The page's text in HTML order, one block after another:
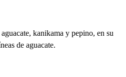
kanikama y pepino, en su
de aguacate.